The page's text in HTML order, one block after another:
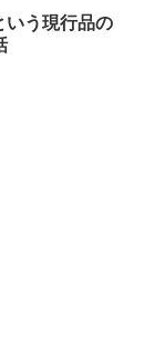
う現行品の